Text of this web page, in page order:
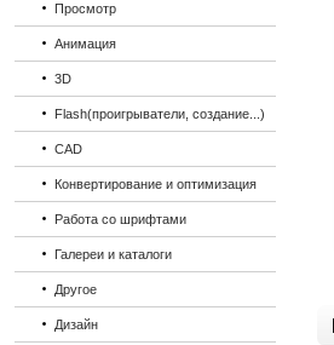
Просмотр
Анимация
3D
Flash(проигрыватели, создание...)
CAD
Конвертирование и оптимизация
Работа со шрифтами
Галереи и каталоги
Другое
Дизайн